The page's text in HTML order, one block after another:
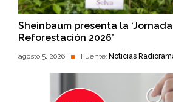
Sheinbaum presenta la
Reforestación 2026’
agosto 5, 2026 Fuente: Noticias